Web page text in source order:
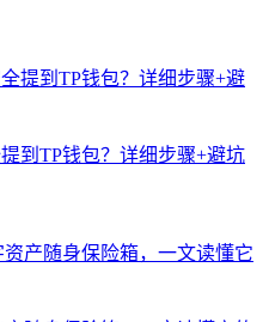
到TP钱包？详细步骤+避坑